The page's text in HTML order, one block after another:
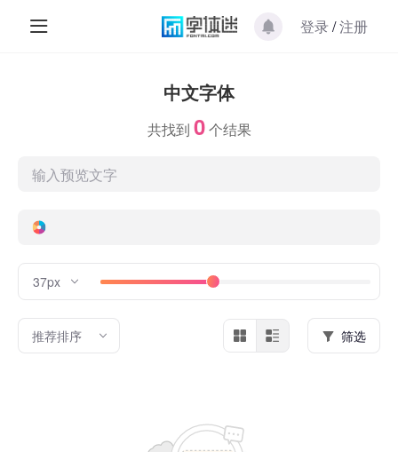
登录 /注册
中文字体
共找到 0个结果
推荐排序
37px
筛选